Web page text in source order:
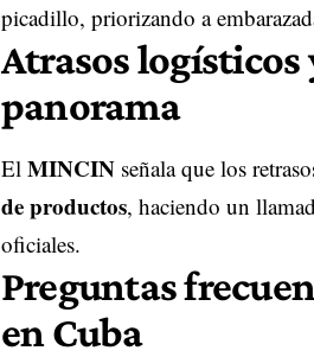
picadillo, priorizando a
Atrasos
panorama
El MINCINseñala que los
de productos, haciendo un
oficiales.
Preguntas
en Cuba